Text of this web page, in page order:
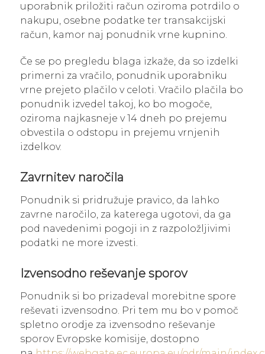
uporabnik priložiti račun oziroma potrdilo o
nakupu, osebne podatke ter transakcijski
račun, kamor naj ponudnik vrne kupnino.
Če se po pregledu blaga izkaže, da so izdelki
primerni za vračilo, ponudnik uporabniku
vrne prejeto plačilo v celoti. Vračilo plačila bo
ponudnik izvedel takoj, ko bo mogoče,
oziroma najkasneje v 14 dneh po prejemu
obvestila o odstopu in prejemu vrnjenih
izdelkov.
Zavrnitev naročila
Ponudnik si pridružuje pravico, da lahko
zavrne naročilo, za katerega ugotovi, da ga
pod navedenimi pogoji in z razpoložljivimi
podatki ne more izvesti.
Izvensodno reševanje sporov
Ponudnik si bo prizadeval morebitne spore
reševati izvensodno. Pri tem mu bo v pomoč
spletno orodje za izvensodno reševanje
sporov Evropske komisije, dostopno